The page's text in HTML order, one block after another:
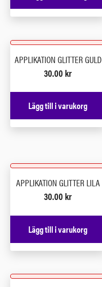
APPLIKATION GLITTER GULD
30.00 kr
Lägg till i varukorg
APPLIKATION GLITTER LILA
30.00 kr
Lägg till i varukorg